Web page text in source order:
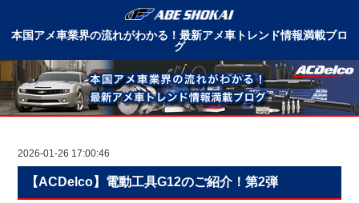
本国アメ車業界の流れがわかる！最新アメ車トレンド情報満載ブロ
グ
2026-01-26 17:00:46
【ACDelco】電動工具G12のご紹介！第2弾